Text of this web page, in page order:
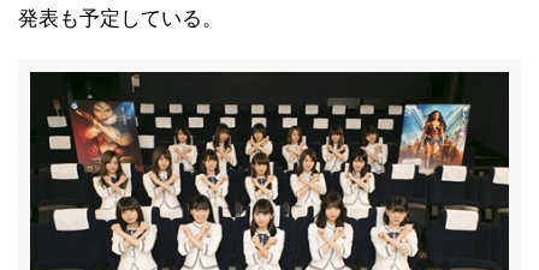
発表も予定している。